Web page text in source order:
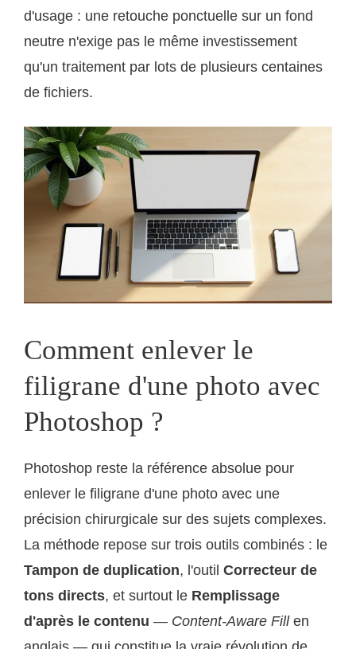
d'usage : une retouche ponctuelle sur un fond
neutre n'exige pas le même investissement
qu'un traitement par lots de plusieurs centaines
de fichiers.
Comment enlever le
filigrane d'une photo avec
Photoshop ?
Photoshop reste la référence absolue pour
enlever le filigrane d'une photo avec une
précision chirurgicale sur des sujets complexes.
La méthode repose sur trois outils combinés : le
Tampon de duplication, l'outil Correcteur de
tons directs, et surtout le Remplissage
d'après le contenu — Content-Aware Fillen